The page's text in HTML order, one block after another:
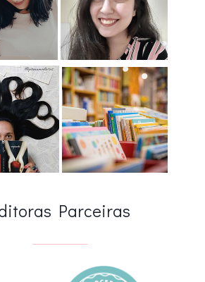
Parceiras